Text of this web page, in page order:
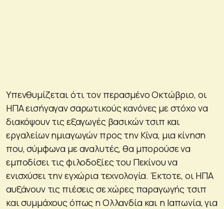
Υπενθυμίζεται ότι τον περασμένο Οκτώβριο, οι
ΗΠΑ εισήγαγαν σαρωτικούς κανόνες με στόχο να
διακόψουν τις εξαγωγές βασικών τσιπ και
εργαλείων ημιαγωγών προς την Κίνα, μια κίνηση
που, σύμφωνα με αναλυτές, θα μπορούσε να
εμποδίσει τις φιλοδοξίες του Πεκίνου να
ενισχύσει την εγχώρια τεχνολογία. Έκτοτε, οι ΗΠΑ
αυξάνουν τις πιέσεις σε χώρες παραγωγής τσιπ
και συμμάχους όπως η Ολλανδία και η Ιαπωνία, για